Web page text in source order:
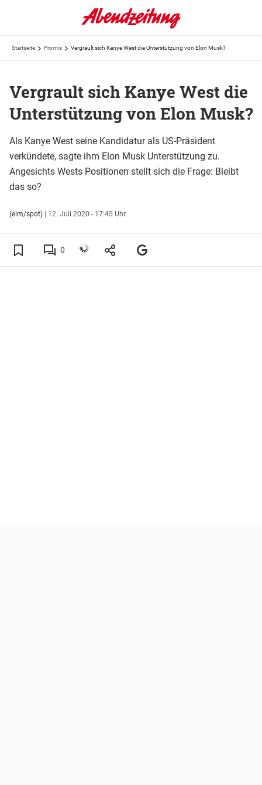
Startseite Promis Vergrault sich Kanye West die Unterstützung von Elon Musk?
Vergrault sich Kanye West die
Unterstützung von Elon Musk?
Als Kanye West seine Kandidatur als US-Präsident
verkündete, sagte ihm Elon Musk Unterstützung zu.
Angesichts Wests Positionen stellt sich die Frage: Bleibt
das so?
(elm/spot) | 12. Juli 2020 - 17:45 Uhr
0